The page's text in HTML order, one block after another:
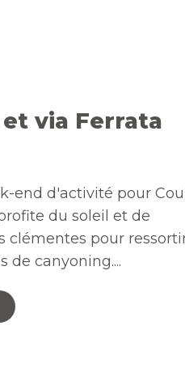
via Ferrata
end d'activité pour
du soleil et de
clémentes pour
de canyoning....